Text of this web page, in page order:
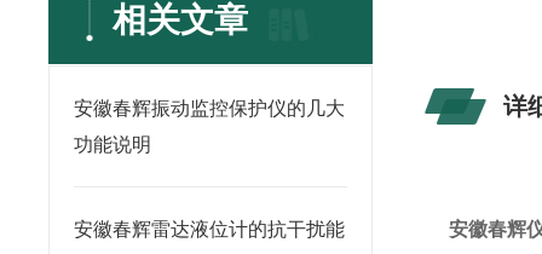
相关文章
安徽春辉振动监控保护仪的几大
功能说明
安徽春辉雷达液位计的抗干扰能
详
安徽春辉